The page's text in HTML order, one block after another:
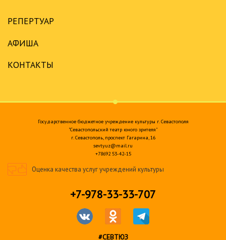
РЕПЕРТУАР
АФИША
КОНТАКТЫ
Государственное бюджетное учреждение культуры г. Севастополя
"Севастопольский театр юного зрителя"
г. Севастополь, проспект Гагарина, 16
sevtyuz@mail.ru
+78692 53-42-15
Оценка качества услуг учреждений культуры
+7-978-33-33-707
#СЕВТЮЗ